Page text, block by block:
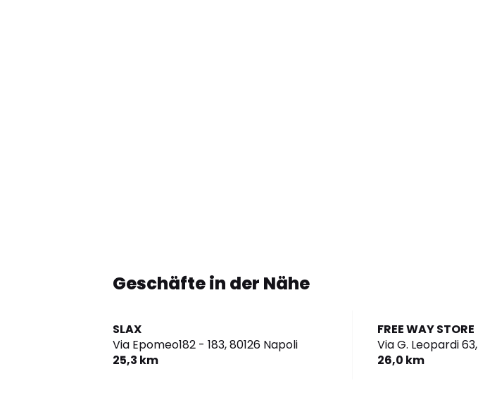
Geschäfte in der Nähe
SLAX
Via Epomeo182 - 183,80126 Napoli
25,3 km
FREE WAY STORE
Via G. Leopardi 63,
26,0 km